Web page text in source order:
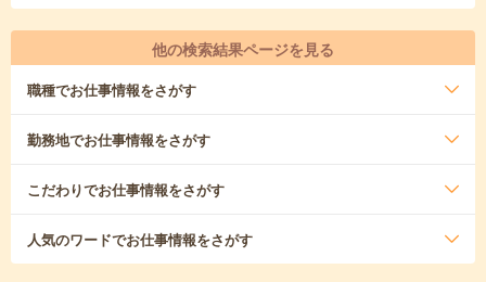
他の検索結果ページを見る
職種でお仕事情報をさがす
勤務地でお仕事情報をさがす
こだわりでお仕事情報をさがす
人気のワードでお仕事情報をさがす